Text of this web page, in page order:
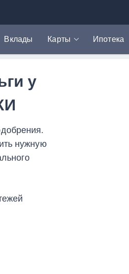
Вклады Карты Ипотека
у
нужную